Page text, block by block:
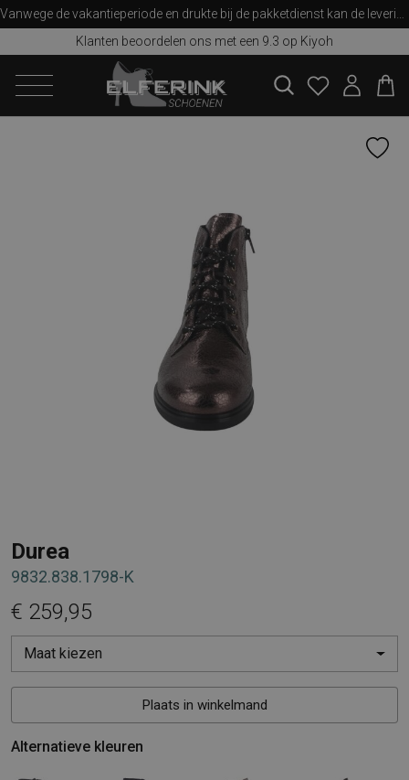
Klanten beoordelen ons met een 9.3 op Kiyoh
zoeken
Durea
9832.838.1798-K
€ 259,95
Maat kiezen
Plaats in winkelmand
Alternatieve kleuren